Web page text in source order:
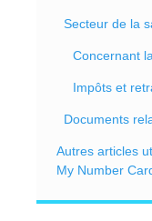
Secteur de la
Concernant
Impôts et
Documents
Autres articles
My Number